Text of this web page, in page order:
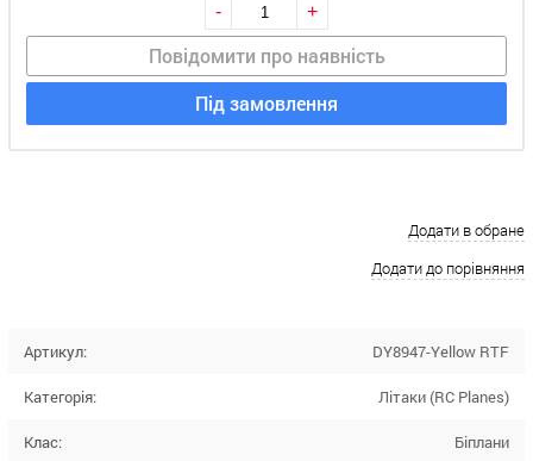
- +
Повідомити про наявність
Під замовлення
Додати в обране
Додати до порівняння
Артикул: DY8947-Yellow RTF
Категорія: Літаки (RC Planes)
Клас: Біплани